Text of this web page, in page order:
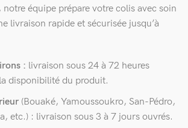
équipe prépare votre colis avec soin
livraison rapide et sécurisée jusqu’à
: livraison sous 24 à 72 heures
disponibilité du produit.
(Bouaké, Yamoussoukro, San-Pédro,
etc.) : livraison sous 3 à 7 jours ouvrés.